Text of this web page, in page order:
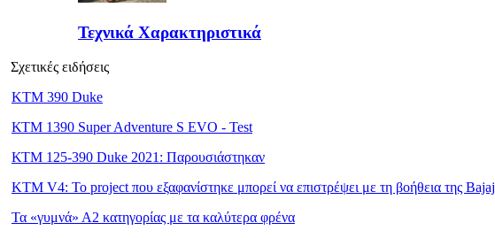
Τεχνικά Χαρακτηριστικά
Σχετικές ειδήσεις
KTM 390 Duke
ΚΤΜ 1390 Super Adventure S EVO - Test
ΚΤΜ 125-390 Duke 2021: Παρουσιάστηκαν
KTM V4: Το project που εξαφανίστηκε μπορεί να επιστρέψει με τη βοήθεια της Bajaj
Τα «γυμνά» Α2 κατηγορίας με τα καλύτερα φρένα